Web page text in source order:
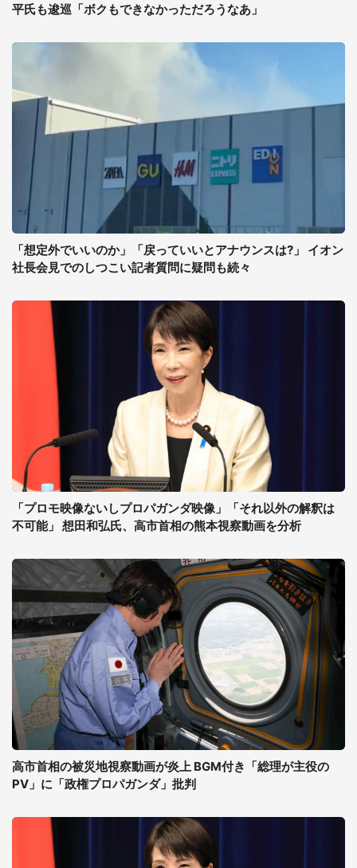
平氏も逡巡「ボクもできなかっただろうなあ」
「想定外でいいのか」「戻っていいとアナウンスは?」 イオン
社長会見でのしつこい記者質問に疑問も続々
「プロモ映像ないしプロパガンダ映像」「それ以外の解釈は
不可能」 想田和弘氏、高市首相の熊本視察動画を分析
高市首相の被災地視察動画が炎上 BGM付き「総理が主役の
PV」に「政権プロパガンダ」批判